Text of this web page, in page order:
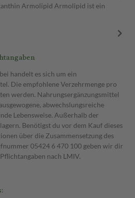
Armolipid Armolipid ist ein
handelt es sich um ein
Die empfohlene Verzehrmenge pro
werden. Nahrungsergänzungsmittel
abwechslungsreiche
Lebensweise. Außerhalb der
Benötigst du vor dem Kauf dieses
über die Zusammensetzung des
05424 6 470 100 geben wir dir
nach LMIV.